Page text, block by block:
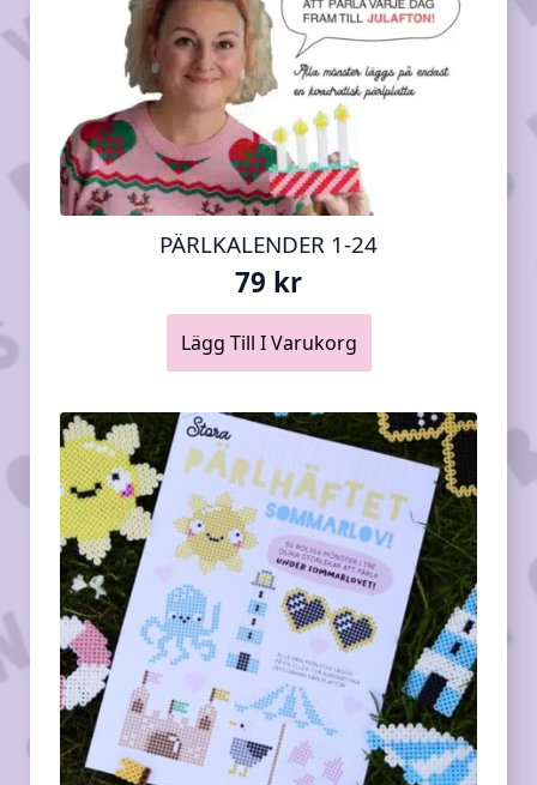
PÄRLKALENDER 1-24
79 kr
Lägg Till I Varukorg